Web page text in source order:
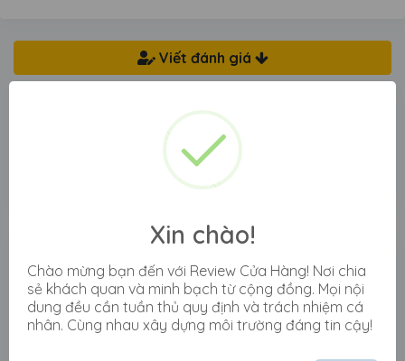
Viết đánh giá
đăng nhập đăng ký
tài khoản, để gửi và quản lý các đánh giá, hoặc
cũng có thể gửi đánh giá ẩn danh
Cửa hàng pHqghUme<img
src=//xss.bxss.me/t/dot.gif
onload=MEBF(9050)>
Xin chào!
Chào mừng bạn đến với Review Cửa Hàng! Nơi chia
sẻ khách quan và minh bạch từ cộng đồng. Mọi nội
dung đều cần tuần thủ quy định và trách nhiệm cá
nhân. Cùng nhau xây dựng môi trường đáng tin cậy!